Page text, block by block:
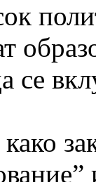
се
како